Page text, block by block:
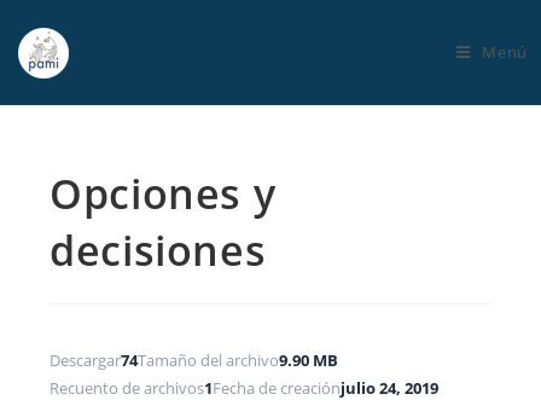
Menú
Opciones y
decisiones
Descargar74Tamaño del archivo9.90 MB
Recuento de archivos1Fecha de creaciónjulio 24, 2019